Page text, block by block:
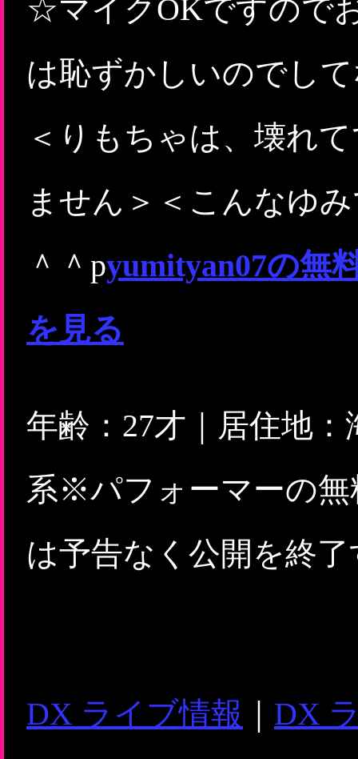
☆マイクOKですので
は恥ずかしいのでし
＜りもちゃは、壊れ
ません＞＜こんなゆ
＾＾pyumityan07の無
を見る
年齢：27才｜居住地
系※パフォーマーの無
は予告なく公開を終
DX ライブ情報
DX